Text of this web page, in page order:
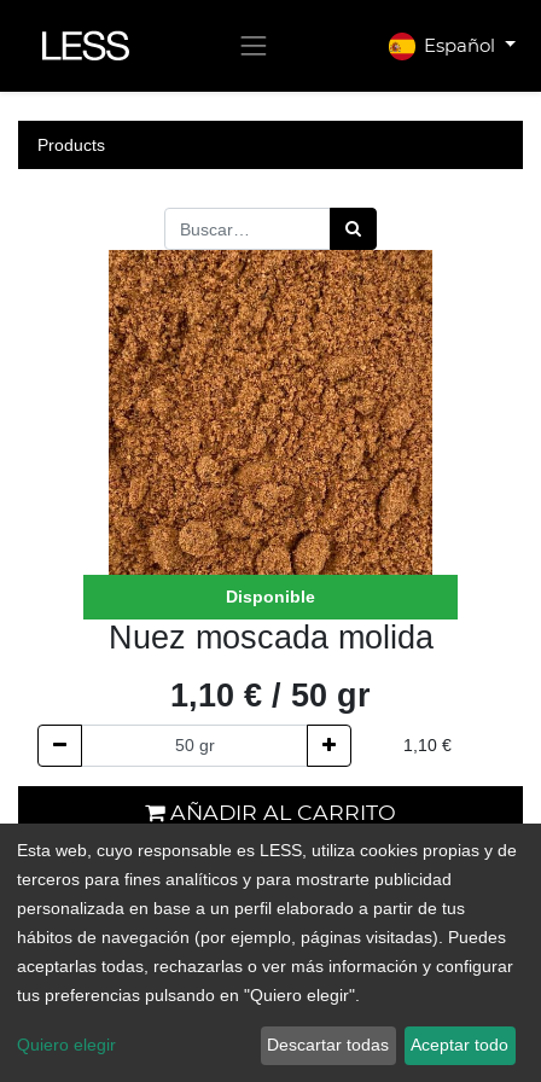
Español
Products
Disponible
Nuez moscada molida
1,10 € / 50 gr
1,10 €
AÑADIR AL CARRITO
En existencias
Add to Wishlist
La nuez moscada es una semilla utilizada como especia, muy
valorado culinariamente por su sabor y aroma tanto para platos
dulces como salados. La nuez moscada molida, está lista para su
Esta web, cuyo responsable es LESS, utiliza cookies propias y de
terceros para fines analíticos y para mostrarte publicidad
personalizada en base a un perfil elaborado a partir de tus
hábitos de navegación (por ejemplo, páginas visitadas). Puedes
aceptarlas todas, rechazarlas o ver más información y configurar
tus preferencias pulsando en "Quiero elegir".
Quiero elegir Descartar todas Aceptar todo